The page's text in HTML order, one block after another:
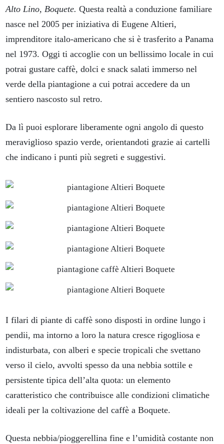
Alto Lino, Boquete. Questa realtà a conduzione familiare
nasce nel 2005 per iniziativa di Eugene Altieri,
imprenditore italo-americano che si è trasferito a Panama
nel 1973. Oggi ti accoglie con un bellissimo locale in cui
potrai gustare caffè, dolci e snack salati immerso nel
verde della piantagione a cui potrai accedere da un
sentiero nascosto sul retro.
Da lì puoi esplorare liberamente ogni angolo di questo
meraviglioso spazio verde, orientandoti grazie ai cartelli
che indicano i punti più segreti e suggestivi.
I filari di piante di caffè sono disposti in ordine lungo i
pendii, ma intorno a loro la natura cresce rigogliosa e
indisturbata, con alberi e specie tropicali che svettano
verso il cielo, avvolti spesso da una nebbia sottile e
persistente tipica dell’alta quota: un elemento
caratteristico che contribuisce alle condizioni climatiche
ideali per la coltivazione del caffè a Boquete.
Questa nebbia/pioggerellina fine e l’umidità costante non